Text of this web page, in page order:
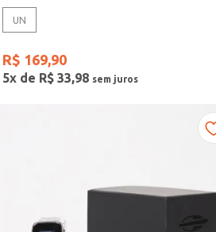
UN
R$ 169,90
5x de R$ 33,98